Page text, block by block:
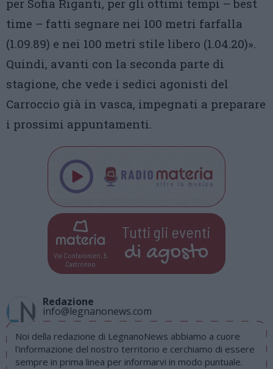
per Sofia Riganti, per gli ottimi tempi – best
time – fatti segnare nei 100 metri farfalla
(1.09.89) e nei 100 metri stile libero (1.04.20)».
Quindi, avanti con la seconda parte di
stagione, che vede i sedici agonisti del
Carroccio già in vasca, impegnati a preparare
i prossimi appuntamenti.
Via Confalonieri, 5
Castronno
Tutti gli eventi
di agosto
Redazione
info@legnanonews.com
Noi della redazione di LegnanoNews abbiamo a cuore
l'informazione del nostro territorio e cerchiamo di essere
sempre in prima linea per informarvi in modo puntuale.